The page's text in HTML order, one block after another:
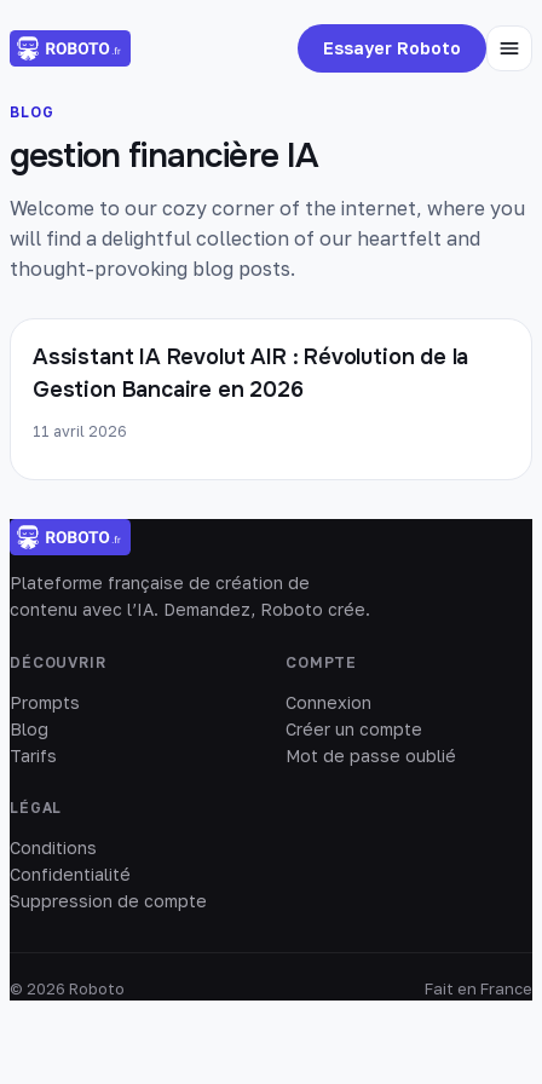
Essayer Roboto
BLOG
gestion financière IA
Welcome to our cozy corner of the internet, where you
will find a delightful collection of our heartfelt and
thought-provoking blog posts.
Assistant IA Revolut AIR : Révolution de la
Gestion Bancaire en 2026
11 avril 2026
Plateforme française de création de
contenu avec l’IA. Demandez, Roboto crée.
DÉCOUVRIR
Prompts
Blog
Tarifs
COMPTE
Connexion
Créer un compte
Mot de passe oublié
LÉGAL
Conditions
Confidentialité
Suppression de compte
© 2026 Roboto Fait en France